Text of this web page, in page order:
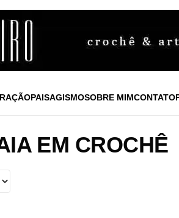
PAISAGISMOSOBRE MIMCONTATO
EM CROCHÊ